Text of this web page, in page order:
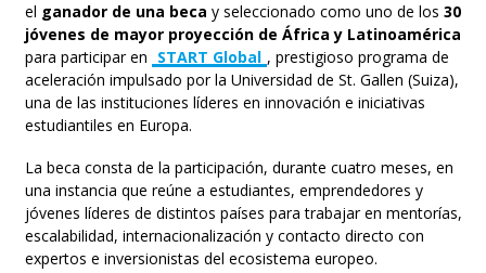
el ganador de una beca y seleccionado como uno de los 30
jóvenes de mayor proyección de África y Latinoamérica
para participar en START Global , prestigioso programa de
aceleración impulsado por la Universidad de St. Gallen (Suiza),
una de las instituciones líderes en innovación e iniciativas
estudiantiles en Europa.
La beca consta de la participación, durante cuatro meses, en
una instancia que reúne a estudiantes, emprendedores y
jóvenes líderes de distintos países para trabajar en mentorías,
escalabilidad, internacionalización y contacto directo con
expertos e inversionistas del ecosistema europeo.